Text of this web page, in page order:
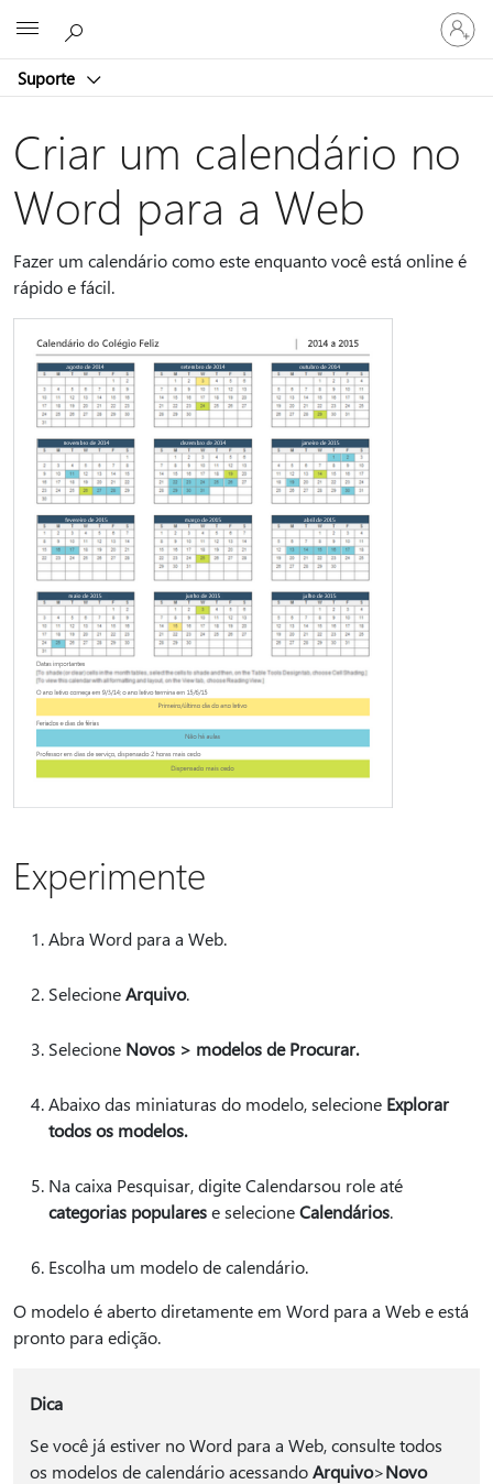
Suporte
Entre
em
sua
Criar um calendário no
Word para a Web
Fazer um calendário como este enquanto você está online é
rápido e fácil.
Experimente
Abra Word para a Web.
SelecioneArquivo.
Selecione Novos > modelos de Procurar.
Abaixo das miniaturas do modelo, selecione Explorar
todos os modelos.
Na caixa Pesquisar, digite Calendarsou role até
categorias popularese selecioneCalendários.
Escolha um modelo de calendário.
O modelo é aberto diretamente em Word para a Web e está
pronto para edição.
Dica
Se você já estiver no Word para a Web, consulte todos
os modelos de calendário acessandoArquivo>Novo